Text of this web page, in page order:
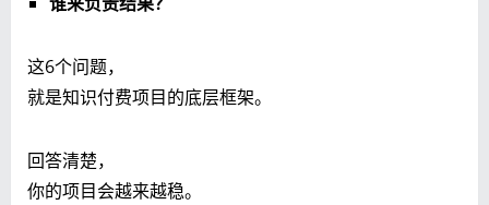
这6个问题，
就是知识付费项目的底层框架。
回答清楚，
你的项目会越来越稳。